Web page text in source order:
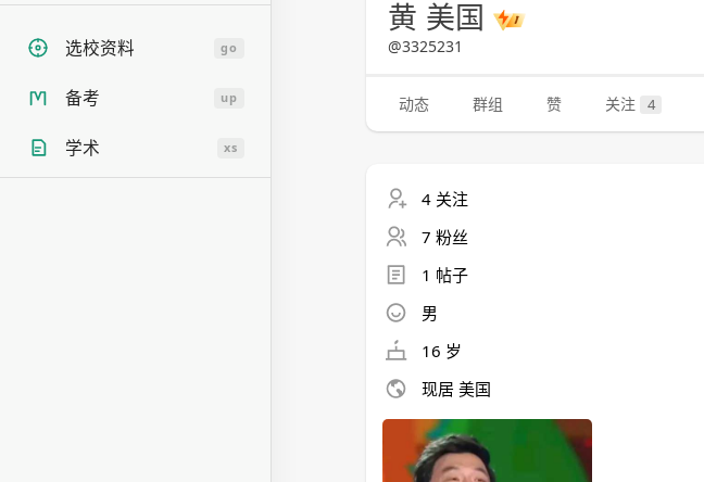
选校资料 go
备考 up
学术 xs
黄 美国
@3325231
动态 群组 赞 关注 4
4 关注
7 粉丝
1 帖子
男
16 岁
现居 美国